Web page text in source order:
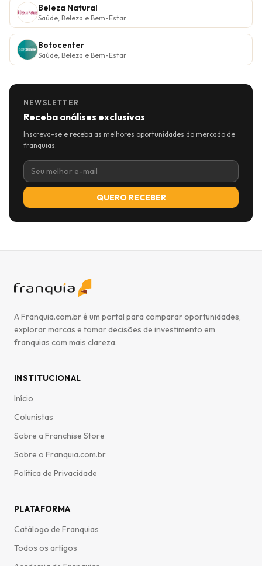
Beleza Natural
Saúde, Beleza e Bem-Estar
Botocenter
Saúde, Beleza e Bem-Estar
NEWSLETTER
Receba análises exclusivas
Inscreva-se e receba as melhores oportunidades do mercado de
franquias.
QUERO RECEBER
A Franquia.com.br é um portal para comparar oportunidades,
explorar marcas e tomar decisões de investimento em
franquias com mais clareza.
INSTITUCIONAL
Início
Colunistas
Sobre a Franchise Store
Sobre o Franquia.com.br
Política de Privacidade
PLATAFORMA
Catálogo de Franquias
Todos os artigos